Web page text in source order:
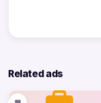
Related ads